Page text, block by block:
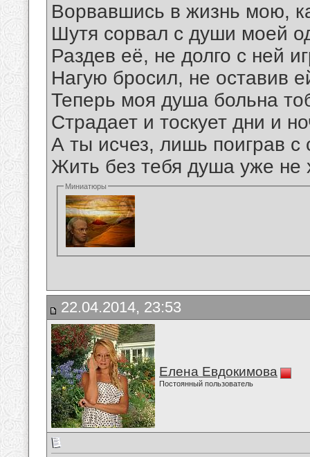
Ворвавшись в жизнь мою,
Шутя сорвал с души моей
Раздев её, не долго с ней
Нагую бросил, не оставив
Теперь моя душа больна
Страдает и тоскует дни и
А ты исчез, лишь поиграв с
Жить без тебя душа уже не
Миниатюры
22.04.2014, 23:53
Елена Евдокимова
Постоянный пользователь